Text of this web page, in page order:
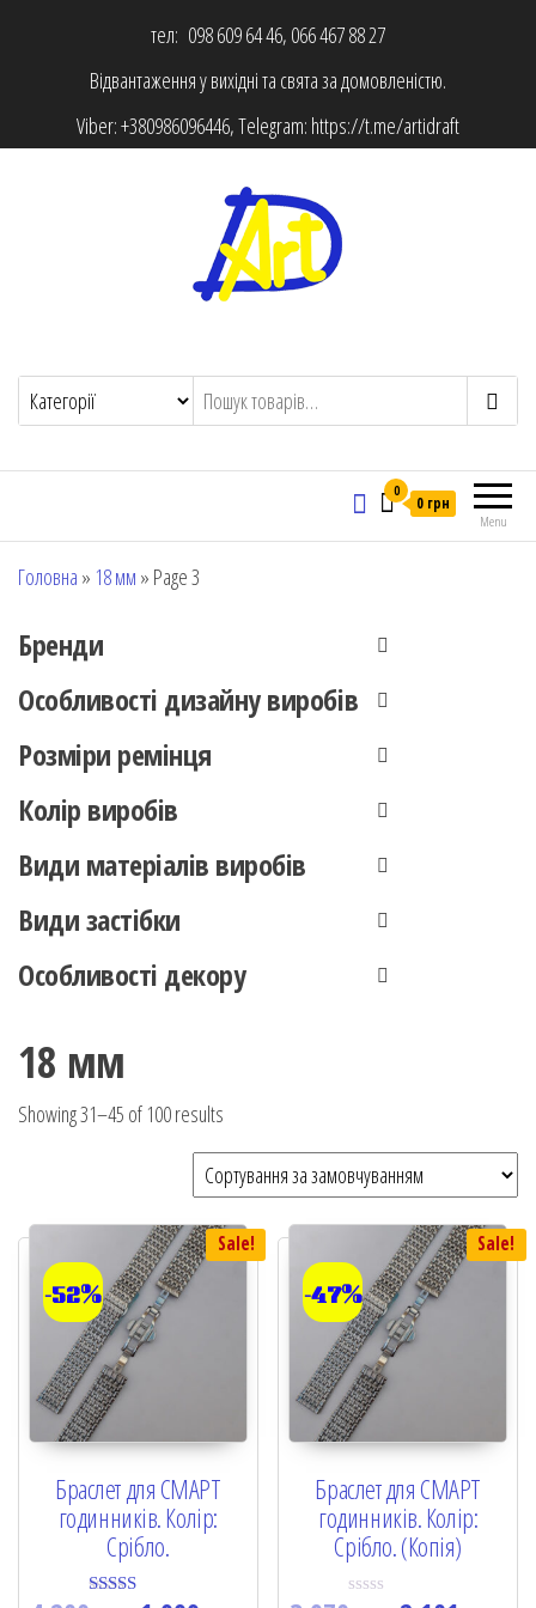
тел: 098 609 64 46, 066 467 88 27
Відвантаження у вихідні та свята за домовленістю.
Viber:+380986096446, Telegram: https://t.me/artidraft
Menu
0
0 грн
Головна » 18 мм » Page 3
Бренди
Особливості дизайну виробів
Розміри ремінця
Колір виробів
Види матеріалів виробів
Види застібки
Особливості декору
18 мм
Showing 31–45 of 100 results
Sale!
-52%
Браслет для СМАРТ
годинників. Колір:
Срібло.
Sale!
-47%
Браслет для СМАРТ
годинників. Колір:
Срібло. (Копія)